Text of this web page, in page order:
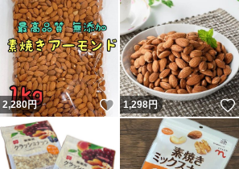
いいね！
2,280円 いいね！
1,298円